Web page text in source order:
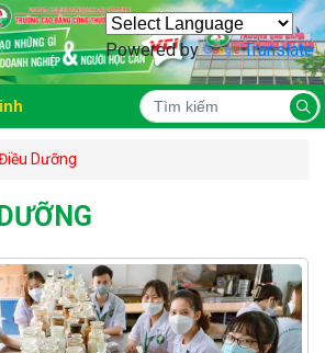
Powered by Translate
Dưỡng